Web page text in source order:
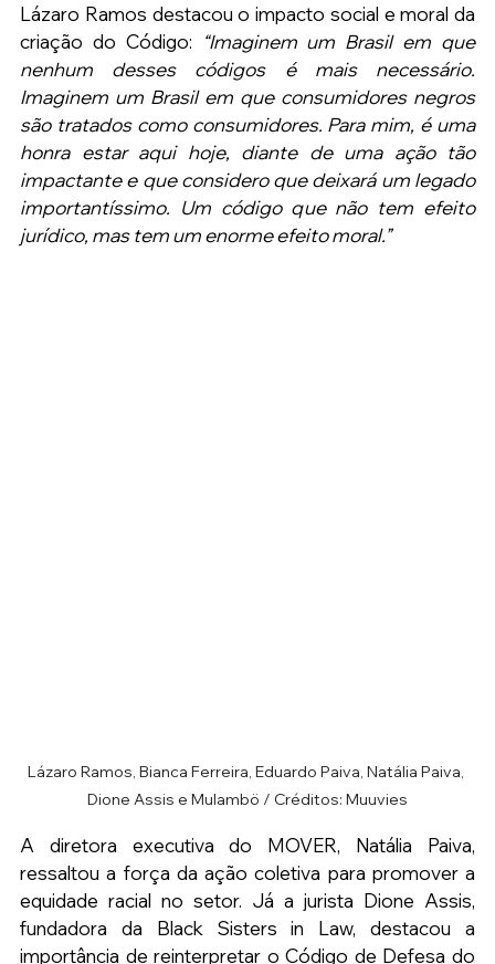
Lázaro Ramos destacou o impacto social e moral da
criação do Código:
“Imaginem um Brasil em que
nenhum desses códigos é mais necessário.
Imaginem um Brasil em que consumidores negros
são tratados como consumidores. Para mim, é uma
honra estar aqui hoje, diante de uma ação tão
impactante e que considero que deixará um legado
importantíssimo. Um código que não tem efeito
jurídico, mas tem um enorme efeito moral.”
Lázaro Ramos, Bianca Ferreira, Eduardo Paiva, Natália Paiva,
Dione Assis e Mulambö / Créditos: Muuvies
A diretora executiva do MOVER, Natália Paiva,
ressaltou a força da ação coletiva para promover a
equidade racial no setor. Já a jurista Dione Assis,
fundadora da Black Sisters in Law, destacou a
importância de reinterpretar o Código de Defesa do